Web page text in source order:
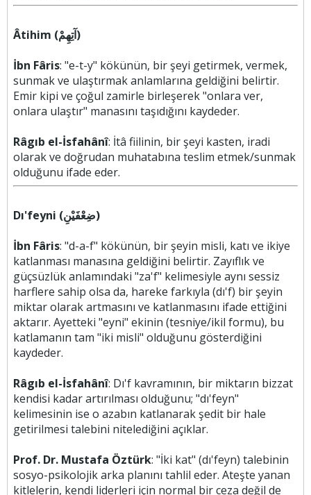
Âtihim (آتِهِمْ)
İbn Fâris: "e-t-y" kökünün, bir şeyi getirmek, vermek,
sunmak ve ulaştırmak anlamlarına geldiğini belirtir.
Emir kipi ve çoğul zamirle birleşerek "onlara ver,
onlara ulaştır" manasını taşıdığını kaydeder.
Râgıb el-İsfahânî: İtâ fiilinin, bir şeyi kasten, iradi
olarak ve doğrudan muhatabına teslim etmek/sunmak
olduğunu ifade eder.
Dı'feyni (ضِعْفَيْنِ)
İbn Fâris: "d-a-f" kökünün, bir şeyin misli, katı ve ikiye
katlanması manasına geldiğini belirtir. Zayıflık ve
güçsüzlük anlamındaki "za'f" kelimesiyle aynı sessiz
harflere sahip olsa da, hareke farkıyla (dı'f) bir şeyin
miktar olarak artmasını ve katlanmasını ifade ettiğini
aktarır. Ayetteki "eyni" ekinin (tesniye/ikil formu), bu
katlamanın tam "iki misli" olduğunu gösterdiğini
kaydeder.
Râgıb el-İsfahânî: Dı'f kavramının, bir miktarın bizzat
kendisi kadar artırılması olduğunu; "dı'feyn"
kelimesinin ise o azabın katlanarak şedit bir hale
getirilmesi talebini nitelediğini açıklar.
Prof. Dr. Mustafa Öztürk: "İki kat" (dı'feyn) talebinin
sosyo-psikolojik arka planını tahlil eder. Ateşte yanan
kitlelerin, kendi liderleri için normal bir ceza değil de